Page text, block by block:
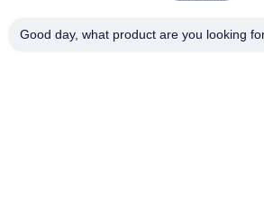
86-28-37561966-
Good day, what product are you looking